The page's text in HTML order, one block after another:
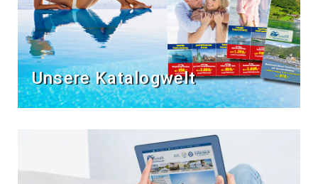
Unsere Katalogwelt